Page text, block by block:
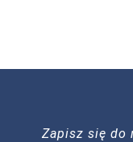
Zapisz się do